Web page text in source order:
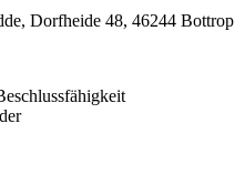
Dorfheide 48, 46244 Bottrop